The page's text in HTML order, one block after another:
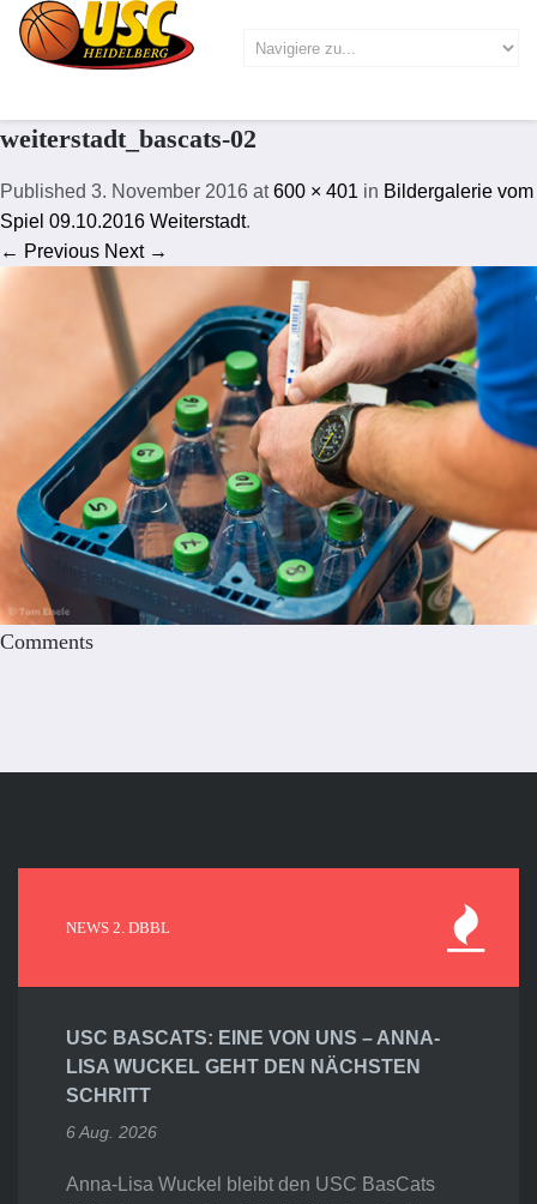
weiterstadt_bascats-02
Published 3. November 2016 at600 × 401 in Bildergalerie vom
Spiel 09.10.2016 Weiterstadt.
← Previous Next →
Comments
NEWS 2. DBBL
USC BASCATS: EINE VON UNS – ANNA-
LISA WUCKEL GEHT DEN NÄCHSTEN
SCHRITT
6 Aug. 2026
Anna-Lisa Wuckel bleibt den USC BasCats